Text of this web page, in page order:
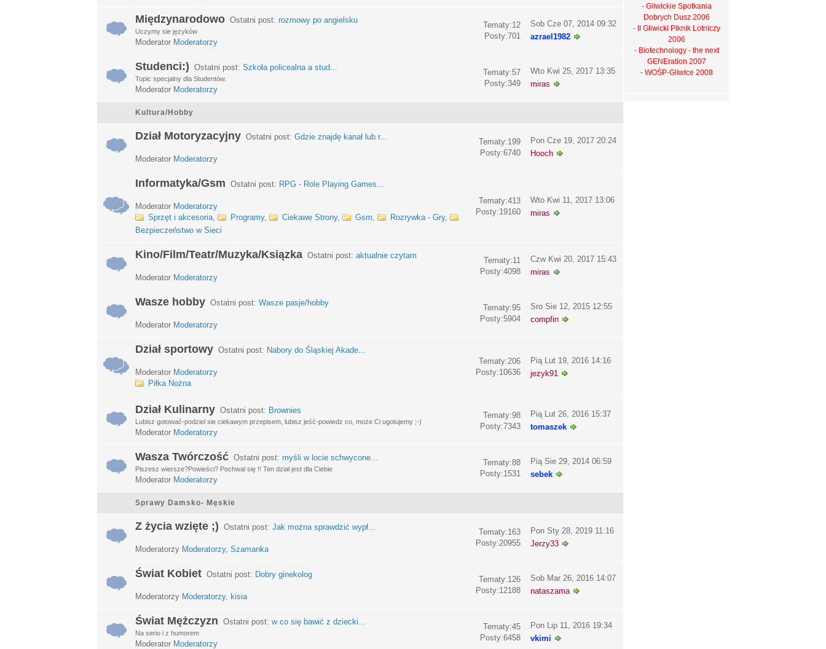
Międzynarodowo Ostatni post: rozmowy po angielsku
Uczymy sie języków
Moderator Moderatorzy
Tematy:12
Posty:701
Sob Cze 07, 2014 09:32
azrael1982
Studenci:) Ostatni post: Szkoła policealna a stud...
Topic specjalny dla Studentów.
Moderator Moderatorzy
Tematy:57
Posty:349
Wto Kwi 25, 2017 13:35
miras
Kultura/Hobby
Dział Motoryzacyjny Ostatni post: Gdzie znajdę kanał lub r...
Moderator Moderatorzy
Tematy:199
Posty:6740
Pon Cze 19, 2017 20:24
Hooch
Informatyka/Gsm Ostatni post: RPG - Role Playing Games...
Moderator Moderatorzy
Sprzęt i akcesoria, Programy, Ciekawe Strony, Gsm, Rozrywka - Gry,
Bezpieczeństwo w Sieci
Tematy:413
Posty:19160
Wto Kwi 11, 2017 13:06
miras
Kino/Film/Teatr/Muzyka/Ksiązka Ostatni post: aktualnie czytam
Moderator Moderatorzy
Tematy:11
Posty:4098
Czw Kwi 20, 2017 15:43
miras
Wasze hobby Ostatni post: Wasze pasje/hobby
Moderator Moderatorzy
Tematy:95
Posty:5904
Sro Sie 12, 2015 12:55
compfin
Dział sportowy Ostatni post: Nabory do Śląskiej Akade...
Moderator Moderatorzy
Piłka Nożna
Tematy:206
Posty:10636
Pią Lut 19, 2016 14:16
jezyk91
Dział Kulinarny Ostatni post: Brownies
Lubisz gotować-podziel sie ciekawym przepisem, lubisz jeść-powiedz co, może Ci ugotujemy ;-)
Moderator Moderatorzy
Tematy:98
Posty:7343
Pią Lut 26, 2016 15:37
tomaszek
Wasza Twórczość Ostatni post: myśli w locie schwycone...
Piszesz wiersze?Powieści? Pochwal się !! Ten dział jest dla Ciebie
Moderator Moderatorzy
Tematy:88
Posty:1531
Pią Sie 29, 2014 06:59
sebek
Sprawy Damsko- Męskie
Z życia wzięte ;) Ostatni post: Jak można sprawdzić wypł...
Moderatorzy Moderatorzy, Szamanka
Tematy:163
Posty:20955
Pon Sty 28, 2019 11:16
Jerzy33
Świat Kobiet Ostatni post: Dobry ginekolog
Moderatorzy Moderatorzy, kisia
Tematy:126
Posty:12188
Sob Mar 26, 2016 14:07
nataszama
Świat Mężczyzn Ostatni post: w co się bawić z dziecki...
Na serio i z humorem
Moderator Moderatorzy
Tematy:45
Posty:6458
Pon Lip 11, 2016 19:34
vkimi
- Gliwickie Spotkania
Dobrych Dusz 2006
- II Gliwicki Piknik Lotniczy
2006
- Biotechnology - the next
GENEration 2007
- WOŚP-Gliwice 2008